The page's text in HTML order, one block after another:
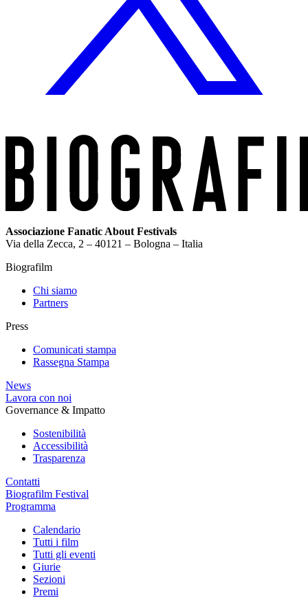
Associazione Fanatic About Festivals
Via della Zecca, 2 – 40121 – Bologna – Italia
Biografilm
Chi siamo
Partners
Press
Comunicati stampa
Rassegna Stampa
News
Lavora con noi
Governance & Impatto
Sostenibilità
Accessibilità
Trasparenza
Contatti
Biografilm Festival
Programma
Calendario
Tutti i film
Tutti gli eventi
Giurie
Sezioni
Premi